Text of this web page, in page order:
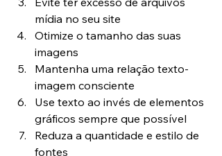
mídia no seu site
Otimize o tamanho das suas
imagens
Mantenha uma relação texto-
imagem consciente
Use texto ao invés de elementos
gráficos sempre que possível
Reduza a quantidade e estilo de
fontes